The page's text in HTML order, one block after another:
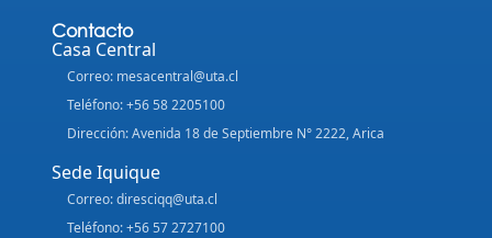
Contacto
Casa Central
Correo: mesacentral@uta.cl
Teléfono: +56 58 2205100
Dirección: Avenida 18 de Septiembre N° 2222, Arica
Sede Iquique
Correo: diresciqq@uta.cl
Teléfono: +56 57 2727100